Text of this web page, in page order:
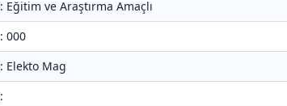
: Eğitim ve Araştırma Amaçlı
: 000
: Elekto Mag
: